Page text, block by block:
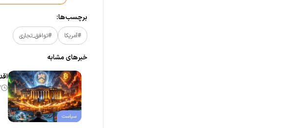
برچسب‌ها:
#آمریکا #توافق_تجاری
خبر‌های مشابه
سیاست
3